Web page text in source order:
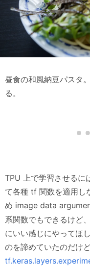
昼食の和風納豆パスタ
る。
TPU 上で学習させるに
て各種 tf 関数を適用し
め image data
系関数でもできるけど
にいい感じにやってほ
のを諦めていたのだけど